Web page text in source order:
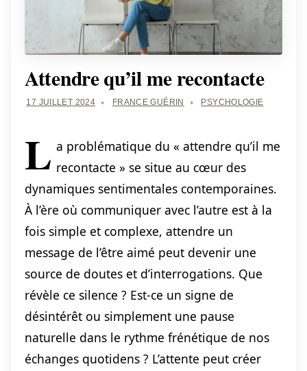
Attendre qu’il me recontacte
17 JUILLET 2024 FRANCE GUÉRIN PSYCHOLOGIE
L a problématique du « attendre qu’il me
recontacte » se situe au cœur des
dynamiques sentimentales contemporaines.
À l’ère où communiquer avec l’autre est à la
fois simple et complexe, attendre un
message de l’être aimé peut devenir une
source de doutes et d’interrogations. Que
révèle ce silence ? Est-ce un signe de
désintérêt ou simplement une pause
naturelle dans le rythme frénétique de nos
échanges quotidens ? L’attente peut créer